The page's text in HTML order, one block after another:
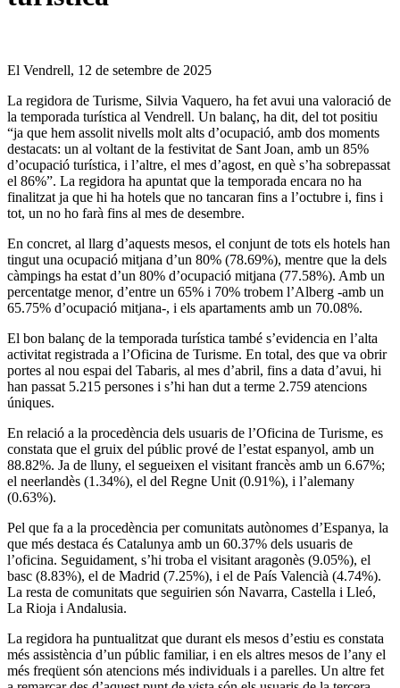
El Vendrell, 12 de setembre de 2025
La regidora de Turisme, Silvia Vaquero, ha fet avui una valoració de
la temporada turística al Vendrell. Un balanç, ha dit, del tot positiu
“ja que hem assolit nivells molt alts d’ocupació, amb dos moments
destacats: un al voltant de la festivitat de Sant Joan, amb un 85%
d’ocupació turística, i l’altre, el mes d’agost, en què s’ha sobrepassat
el 86%”. La regidora ha apuntat que la temporada encara no ha
finalitzat ja que hi ha hotels que no tancaran fins a l’octubre i, fins i
tot, un no ho farà fins al mes de desembre.
En concret, al llarg d’aquests mesos, el conjunt de tots els hotels han
tingut una ocupació mitjana d’un 80% (78.69%), mentre que la dels
càmpings ha estat d’un 80% d’ocupació mitjana (77.58%). Amb un
percentatge menor, d’entre un 65% i 70% trobem l’Alberg -amb un
65.75% d’ocupació mitjana-, i els apartaments amb un 70.08%.
El bon balanç de la temporada turística també s’evidencia en l’alta
activitat registrada a l’Oficina de Turisme. En total, des que va obrir
portes al nou espai del Tabaris, al mes d’abril, fins a data d’avui, hi
han passat 5.215 persones i s’hi han dut a terme 2.759 atencions
úniques.
En relació a la procedència dels usuaris de l’Oficina de Turisme, es
constata que el gruix del públic prové de l’estat espanyol, amb un
88.82%. Ja de lluny, el segueixen el visitant francès amb un 6.67%;
el neerlandès (1.34%), el del Regne Unit (0.91%), i l’alemany
(0.63%).
Pel que fa a la procedència per comunitats autònomes d’Espanya, la
que més destaca és Catalunya amb un 60.37% dels usuaris de
l’oficina. Seguidament, s’hi troba el visitant aragonès (9.05%), el
basc (8.83%), el de Madrid (7.25%), i el de País Valencià (4.74%).
La resta de comunitats que seguirien són Navarra, Castella i Lleó,
La Rioja i Andalusia.
La regidora ha puntualitzat que durant els mesos d’estiu es constata
més assistència d’un públic familiar, i en els altres mesos de l’any el
més freqüent són atencions més individuals i a parelles. Un altre fet